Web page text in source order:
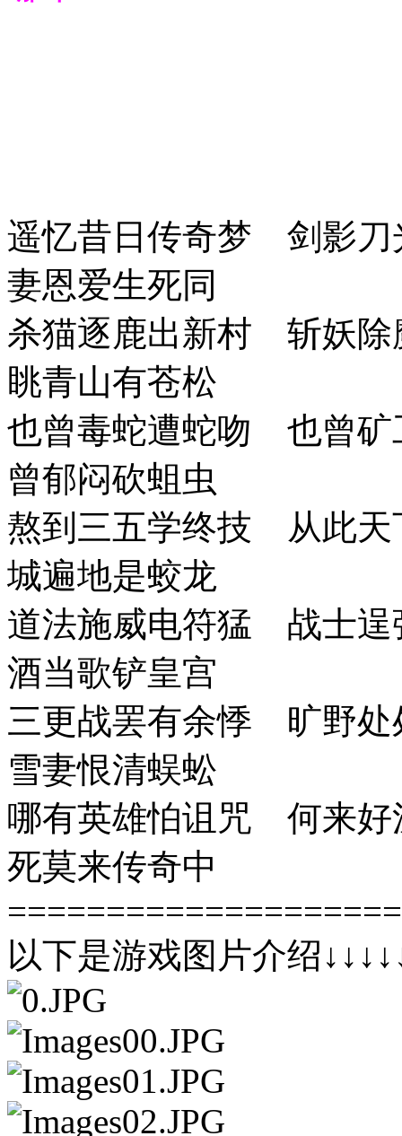
遥忆昔日传奇梦 剑影
妻恩爱生死同
杀猫逐鹿出新村 斩妖
眺青山有苍松
也曾毒蛇遭蛇吻 也曾
曾郁闷砍蛆虫
熬到三五学终技 从此
城遍地是蛟龙
道法施威电符猛 战士
酒当歌铲皇宫
三更战罢有余悸 旷野
雪妻恨清蜈蚣
哪有英雄怕诅咒 何来
死莫来传奇中
以下是游戏图片介绍